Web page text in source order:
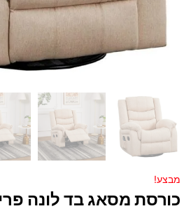
מבצע!
כורסת מסאג בד לונה